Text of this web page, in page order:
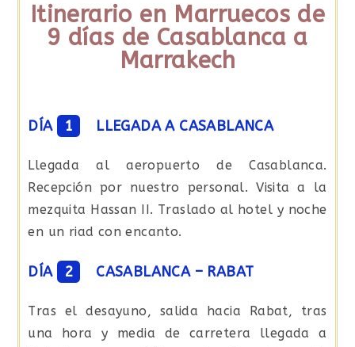
Itinerario en Marruecos de
9 días de Casablanca a
Marrakech
DÍA 1 LLEGADA A CASABLANCA
Llegada al aeropuerto de Casablanca.
Recepción por nuestro personal. Visita a la
mezquita Hassan II. Traslado al hotel y noche
en un riad con encanto.
DÍA 2 CASABLANCA – RABAT
Tras el desayuno, salida hacia Rabat, tras
una hora y media de carretera llegada a